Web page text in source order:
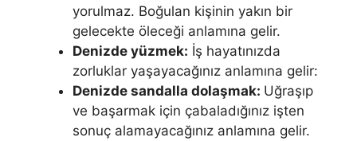
yorulmaz. Boğulan kişi­nin yakın bir
gelecekte öleceği anlamına gelir.
Denizde yüzmek: İş haya­tınızda
zorluklar yaşayacağınız anlamına gelir:
Denizde sandalla dolaş­mak: Uğraşıp
ve başarmak için çabaladığınız işten
sonuç alamayacağınız anlamına gelir.